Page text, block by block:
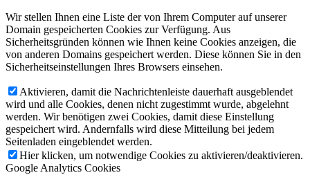
Wir stellen Ihnen eine Liste der von Ihrem Computer auf unserer
Domain gespeicherten Cookies zur Verfügung. Aus
Sicherheitsgründen können wie Ihnen keine Cookies anzeigen, die
von anderen Domains gespeichert werden. Diese können Sie in den
Sicherheitseinstellungen Ihres Browsers einsehen.
Aktivieren, damit die Nachrichtenleiste dauerhaft ausgeblendet
wird und alle Cookies, denen nicht zugestimmt wurde, abgelehnt
werden. Wir benötigen zwei Cookies, damit diese Einstellung
gespeichert wird. Andernfalls wird diese Mitteilung bei jedem
Seitenladen eingeblendet werden.
Hier klicken, um notwendige Cookies zu aktivieren/deaktivieren.
Google Analytics Cookies